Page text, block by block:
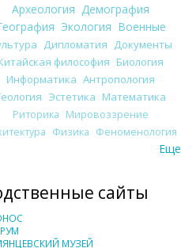
Археология Демография
Экология Военные
Дипломатия Документы
философия Биология
Информатика Антропология
Эстетика Математика
Риторика Мировоззрение
Физика Феноменология
Еще
сайты
МУЗЕЙ